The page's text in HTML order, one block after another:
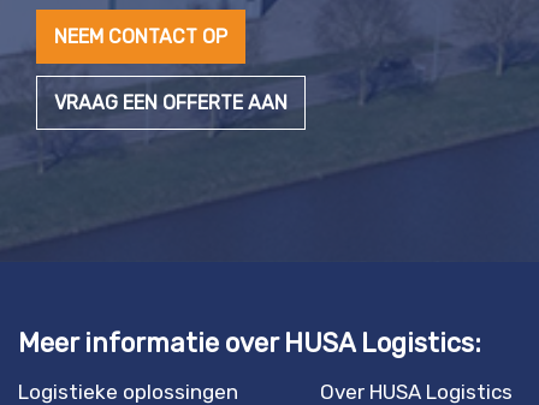
NEEM CONTACT OP
VRAAG EEN OFFERTE AAN
Meer informatie over HUSA Logistics:
Logistieke oplossingen Over HUSA Logistics